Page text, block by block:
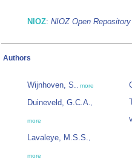
NIOZ: NIOZ Open
Authors
Wijnhoven, S., more
Duineveld, G.C.A.,
more
Lavaleye, M.S.S.,
more